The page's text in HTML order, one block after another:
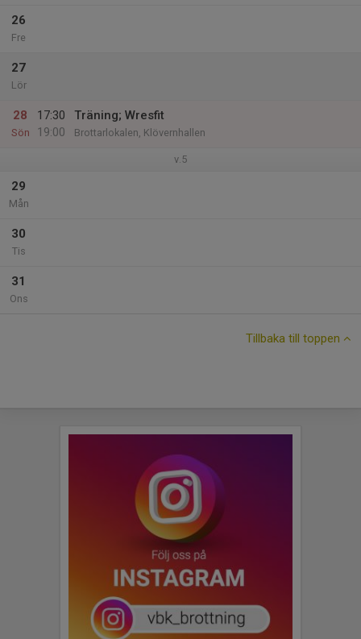
26
Fre
27
Lör
28
Sön
17:30
19:00
Träning; Wresfit
Brottarlokalen, Klövernhallen
v.5
29
Mån
30
Tis
31
Ons
Tillbaka till toppen